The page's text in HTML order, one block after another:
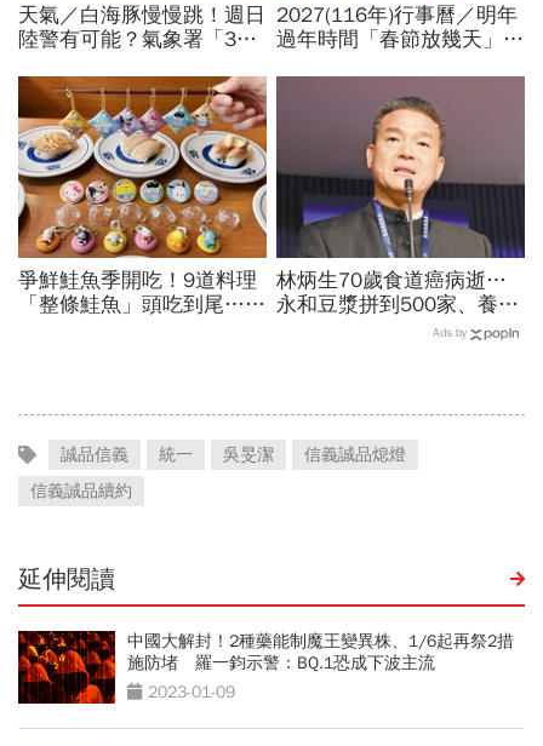
天氣／白海豚慢慢跳！週日
陸警有可能？氣象署「3字
縣市達停班課標準
2027(116年)行事曆／明年
過年時間「春節放幾天」、
爭鮮鮭魚季開吃！9道料理
「整條鮭魚」頭吃到尾…藏
林炳生70歲食道癌病逝…
永和豆漿拼到500家、養生
愛運動為何罹癌？食道癌初
Ads by
誠品信義 統一 吳旻潔
信義誠品熄燈
信義誠品續約
延伸閱讀
中國大解封！2種藥能制魔王變異株、1/6起再祭2措
施防堵 羅一鈞示警：BQ.1恐成下波主流
2023-01-09